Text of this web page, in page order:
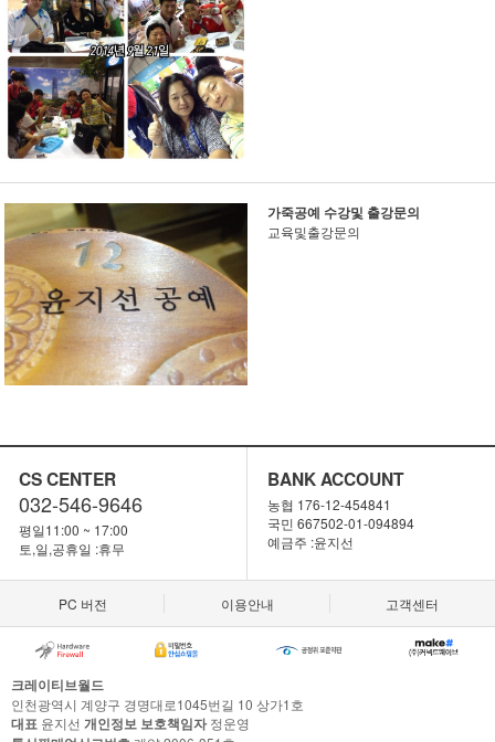
가죽공예 수강및 출강문의
교육및출강문의
CS CENTER
032-546-9646
평일11:00 ~ 17:00
토,일,공휴일 :휴무
BANK ACCOUNT
농협 176-12-454841
국민 667502-01-094894
예금주 :윤지선
PC 버전 이용안내 고객센터
크레이티브월드
인천광역시 계양구 경명대로1045번길 10 상가1호
대표 윤지선 개인정보 보호책임자정운영